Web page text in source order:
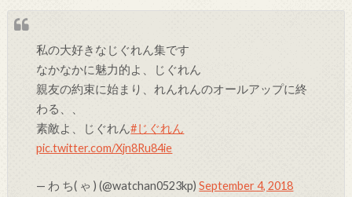
私の大好きなじぐれん集です
なかなかに魅力的よ、じぐれん
親友の約束に始まり、れんれんのオールアップに終
わる、、
素敵よ、じぐれん#じぐれん
pic.twitter.com/Xjn8Ru84ie
— わ ち( ゃ ) (@watchan0523kp)September 4, 2018